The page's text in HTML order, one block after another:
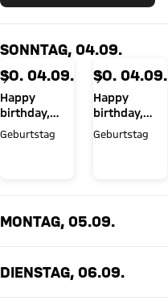
SONNTAG, 04.09.
SO. 04.09.
Happy
birthday,
Jan-
Christian
Geburtstag
SO. 04.09.
Happy
birthday,
René Marić
Geburtstag
MONTAG, 05.09.
DIENSTAG, 06.09.